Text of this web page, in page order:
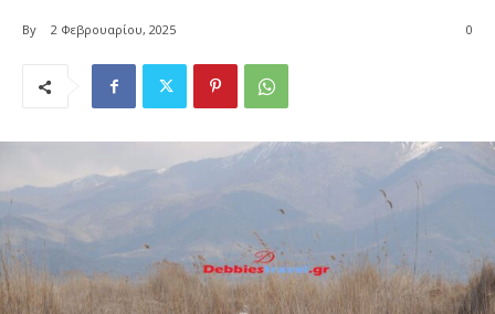
By 2 Φεβρουαρίου, 2025 0